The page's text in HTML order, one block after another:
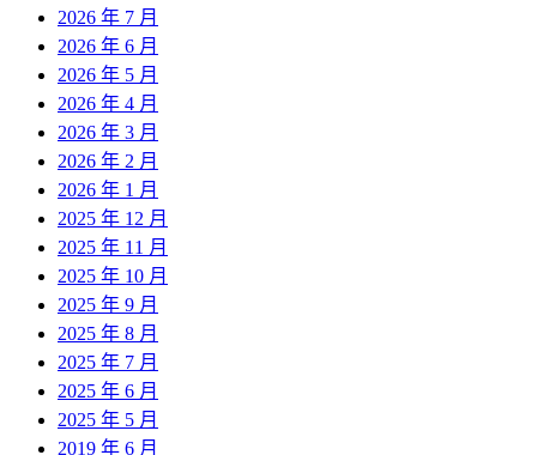
2026 年 7 月
2026 年 6 月
2026 年 5 月
2026 年 4 月
2026 年 3 月
2026 年 2 月
2026 年 1 月
2025 年 12 月
2025 年 11 月
2025 年 10 月
2025 年 9 月
2025 年 8 月
2025 年 7 月
2025 年 6 月
2025 年 5 月
2019 年 6 月